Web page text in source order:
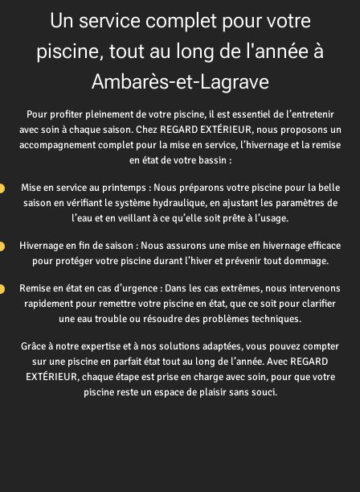
Un service complet pour votre
piscine, tout au long de l'année à
Ambarès-et-Lagrave
Pour profiter pleinement de votre piscine, il est essentiel de l’entretenir
avec soin à chaque saison. Chez REGARD EXTÉRIEUR, nous proposons un
accompagnement complet pour la mise en service, l’hivernage et la remise
en état de votre bassin :
Mise en service au printemps : Nous préparons votre piscine pour la belle
saison en vérifiant le système hydraulique, en ajustant les paramètres de
l’eau et en veillant à ce qu’elle soit prête à l’usage.
Hivernage en fin de saison : Nous assurons une mise en hivernage efficace
pour protéger votre piscine durant l’hiver et prévenir tout dommage.
Remise en état en cas d’urgence : Dans les cas extrêmes, nous intervenons
rapidement pour remettre votre piscine en état, que ce soit pour clarifier
une eau trouble ou résoudre des problèmes techniques.
Grâce à notre expertise et à nos solutions adaptées, vous pouvez compter
sur une piscine en parfait état tout au long de l’année. Avec REGARD
EXTÉRIEUR, chaque étape est prise en charge avec soin, pour que votre
piscine reste un espace de plaisir sans souci.